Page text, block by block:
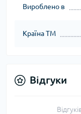
Вироблено в
Країна ТМ
Відгуки